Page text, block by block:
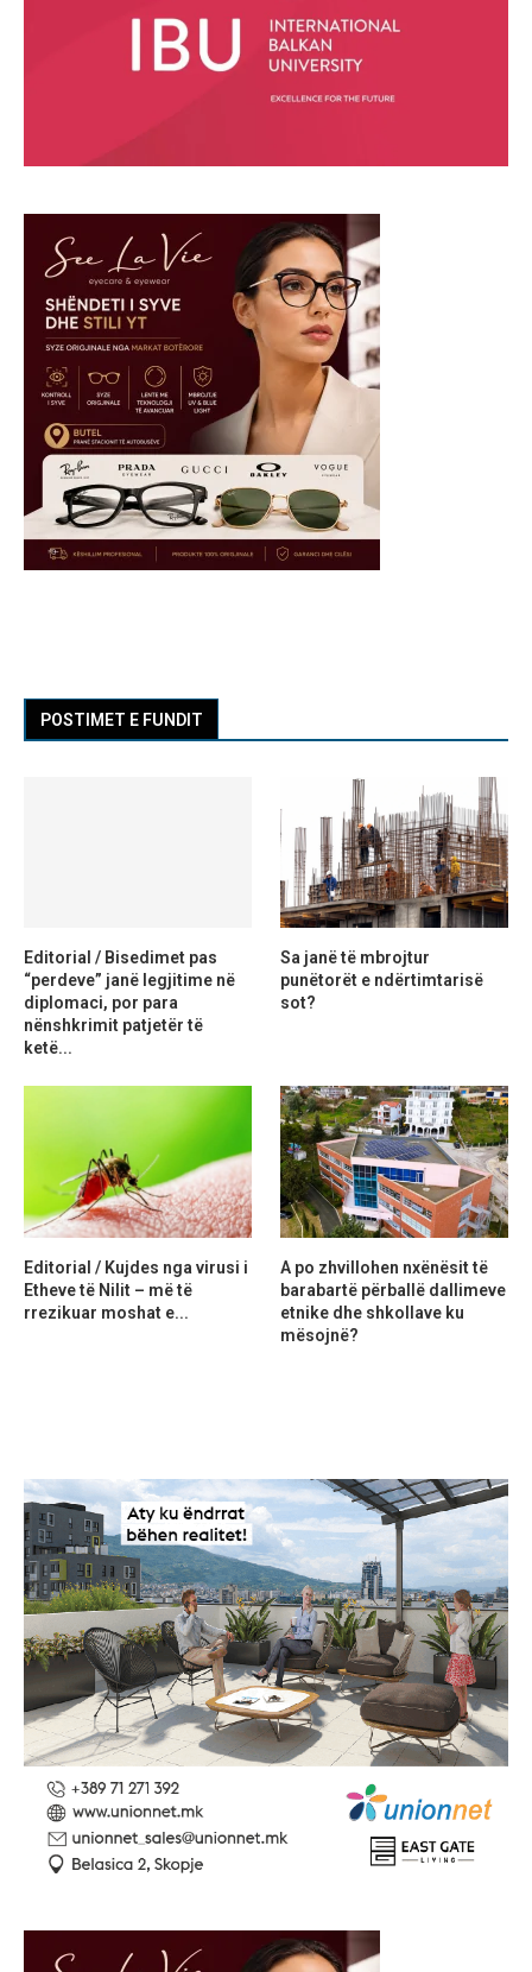
POSTIMET E FUNDIT
Editorial / Bisedimet pas
“perdeve” janë legjitime në
diplomaci, por para
nënshkrimit patjetër të
ketë...
Sa janë të mbrojtur
punëtorët e ndërtimtarisë
sot?
Editorial / Kujdes nga virusi i
Etheve të Nilit – më të
rrezikuar moshat e...
A po zhvillohen nxënësit të
barabartë përballë dallimeve
etnike dhe shkollave ku
mësojnë?